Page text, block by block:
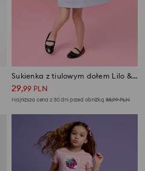
Sukienka z tiulowym dołem Lilo & Stitch
29,99 PLN
Najniższa cena z 30 dni przed obniżką 35,99PLN